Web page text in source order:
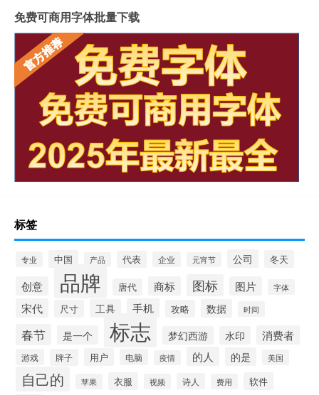
免费可商用字体批量下载
标签
专业 中国 产品 代表 企业 元宵节 公司 冬天
创意 品牌 唐代 商标 图标 图片 字体
宋代 尺寸 工具 手机 攻略 数据 时间
春节 是一个 标志 梦幻西游 水印 消费者
游戏 牌子 用户 电脑 疫情 的人 的是 美国
自己的 苹果 衣服 视频 诗人 费用 软件